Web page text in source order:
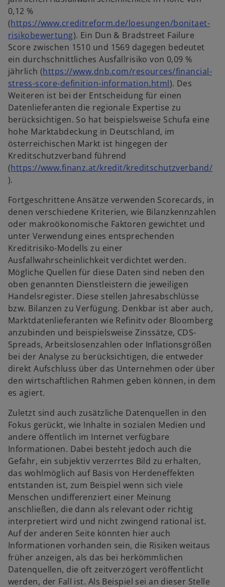
n
e
g
i
s
t
e
r
k
a
r
t
e
g
n
e
t
u
n
R
e
g
i
s
t
e
r
k
t
e
ö
n
e
t
0,12 %
(https://www.creditreform.de/loesungen/bonitaet-
risikobewertungw
i
r
d
i
n
e
i
n
e
r
n
e
n
R
e
g
i
s
t
e
r
k
a
r
t
e
g
ö
f
f
n
e
). Ein Dun & Bradstreet Failure
Score zwischen 1510 und 1569 dagegen bedeutet
ein durchschnittliches Ausfallrisiko von 0,09 %
jährlich (https://www.dnb.com/resources/financial-
stress-score-definition-information.htmlw
i
r
d
i
i
r
n
e
u
n
R
e
g
i
s
t
e
r
k
a
e
e
ö
f
f
e
t
). Des
Weiteren ist bei der Entscheidung für einen
Datenlieferanten die regionale Expertise zu
berücksichtigen. So hat beispielsweise Schufa eine
hohe Marktabdeckung in Deutschland, im
österreichischen Markt ist hingegen der
Kreditschutzverband führend
(https://www.finanz.at/kredit/kreditschutzverband/
w
r
d
i
n
e
i
n
e
r
n
e
u
e
n
R
e
g
i
s
e
r
k
r
e
g
e
ö
f
).
Fortgeschrittene Ansätze verwenden Scorecards, in
denen verschiedene Kriterien, wie Bilanzkennzahlen
oder makroökonomische Faktoren gewichtet und
unter Verwendung eines entsprechenden
Kreditrisiko-Modells zu einer
Ausfallwahrscheinlichkeit verdichtet werden.
Mögliche Quellen für diese Daten sind neben den
oben genannten Dienstleistern die jeweiligen
Handelsregister. Diese stellen Jahresabschlüsse
bzw. Bilanzen zu Verfügung. Denkbar ist aber auch,
Marktdatenlieferanten wie Refinitv oder Bloomberg
anzubinden und beispielsweise Zinssätze, CDS-
Spreads, Arbeitslosenzahlen oder Inflationsgrößen
bei der Analyse zu berücksichtigen, die entweder
direkt Aufschluss über das Unternehmen oder über
den wirtschaftlichen Rahmen geben können, in dem
es agiert.
Zuletzt sind auch zusätzliche Datenquellen in den
Fokus gerückt, wie Inhalte in sozialen Medien und
andere öffentlich im Internet verfügbare
Informationen. Dabei besteht jedoch auch die
Gefahr, ein subjektiv verzerrtes Bild zu erhalten,
das wohlmöglich auf Basis von Herdeneffekten
entstanden ist, zum Beispiel wenn sich viele
Menschen undifferenziert einer Meinung
anschließen, die dann als relevant oder richtig
interpretiert wird und nicht zwingend rational ist.
Auf der anderen Seite könnten hier auch
Informationen vorhanden sein, die Risiken weitaus
früher anzeigen, als das bei herkömmlichen
Datenquellen, die oft zeitverzögert veröffentlicht
werden, der Fall ist. Als Beispiel sei an dieser Stelle